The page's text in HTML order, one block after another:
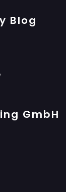
Blog
GmbH